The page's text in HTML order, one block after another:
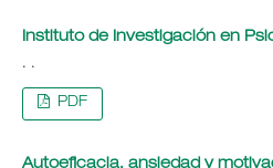
Instituto de Investigación en
. .
PDF